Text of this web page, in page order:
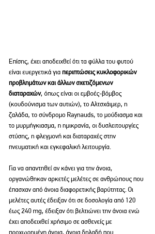
Επίσης, έχει αποδειχθεί ότι τα φύλλα του φυτού
είναι ευεργετικά για περιπτώσεις κυκλοφορικών
προβλημάτων και άλλων σχετιζόμενων
διαταραχών, όπως είναι οι εμβοές-βόμβος
(κουδούνισμα των αυτιών), το Αλτσχάιμερ, η
ζαλάδα, το σύνδρομο Raynauds, το μούδιασμα και
το μυρμήγκιασμα, η ημικρανία, οι δυσλειτουργίες
στύσης, η φλεγμονή και διαταραχές στην
πνευματική και εγκεφαλική λειτουργία.
Για να απαντηθεί αν κάνει για την άνοια,
οργανώθηκαν αρκετές μελέτες σε ανθρώπους που
έπασχαν από άνοια διαφορετικής βαρύτητας. Οι
μελέτες αυτές έδειξαν ότι σε δοσολογία από 120
έως 240 mg, έδειξαν ότι βελτιώνει την άνοια ενώ
έχει αποδειχθεί χρήσιμο σε ασθενείς με
προχωρημένη άνοια, άνοια δηλαδή που